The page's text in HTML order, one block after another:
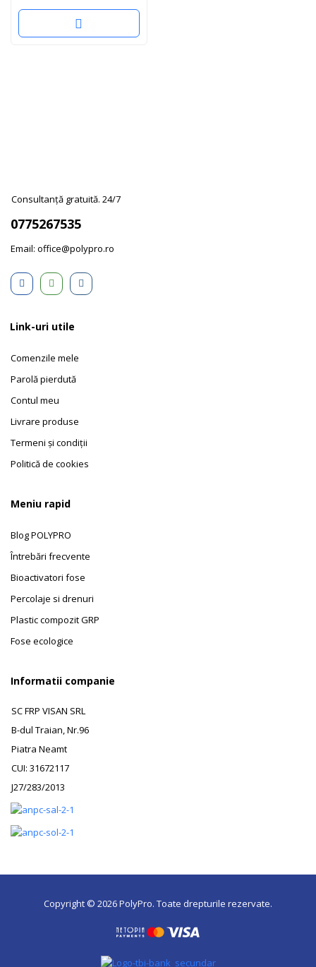
Consultanță gratuită. 24/7
0775267535
Email: office@polypro.ro
Link-uri utile
Comenzile mele
Parolă pierdută
Contul meu
Livrare produse
Termeni și condiții
Politică de cookies
Meniu rapid
Blog POLYPRO
Întrebări frecvente
Bioactivatori fose
Percolaje si drenuri
Plastic compozit GRP
Fose ecologice
Informatii companie
SC FRP VISAN SRL
B-dul Traian, Nr.96
Piatra Neamt
CUI: 31672117
J27/283/2013
Copyright © 2026 PolyPro. Toate drepturile rezervate.